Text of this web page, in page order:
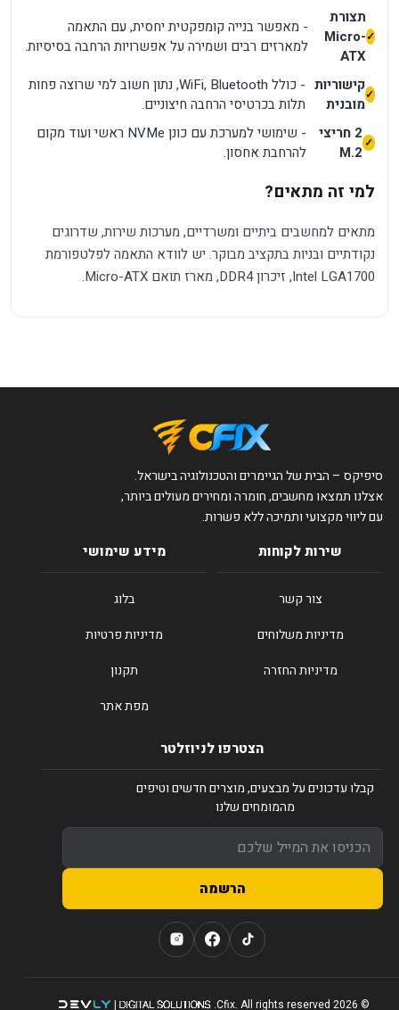
תצורת
Micro-
ATX
- מאפשר בנייה קומפקטית יחסית, עם התאמה
למארזים רבים ושמירה על אפשרויות הרחבה בסיסיות.
קישוריות
מובנית
- כולל WiFi, Bluetooth, נתון חשוב למי שרוצה פחות
תלות בכרטיסי הרחבה חיצוניים.
2 חריצי
M.2
- שימושי למערכת עם כונן NVMe ראשי ועוד מקום
להרחבת אחסון.
למי זה מתאים?
מתאים למחשבים ביתיים ומשרדיים, מערכות שירות, שדרוגים
נקודתיים ובניות בתקציב מבוקר. יש לוודא התאמה לפלטפורמת
Intel LGA1700, זיכרון DDR4, מארז תואם Micro-ATX.
סיפיקס – הבית של הגיימרים והטכנולוגיה בישראל.
אצלנו תמצאו מחשבים, חומרה ומחירים מעולים ביותר,
עם ליווי מקצועי ותמיכה ללא פשרות.
שירות לקוחות
צור קשר
מדיניות משלוחים
מדיניות החזרה
מידע שימושי
בלוג
מדיניות פרטיות
תקנון
מפת אתר
הצטרפו לניוזלטר
קבלו עדכונים על מבצעים, מוצרים חדשים וטיפים
מהמומחים שלנו
הרשמה
© 2026 Cfix. All rights reserved.